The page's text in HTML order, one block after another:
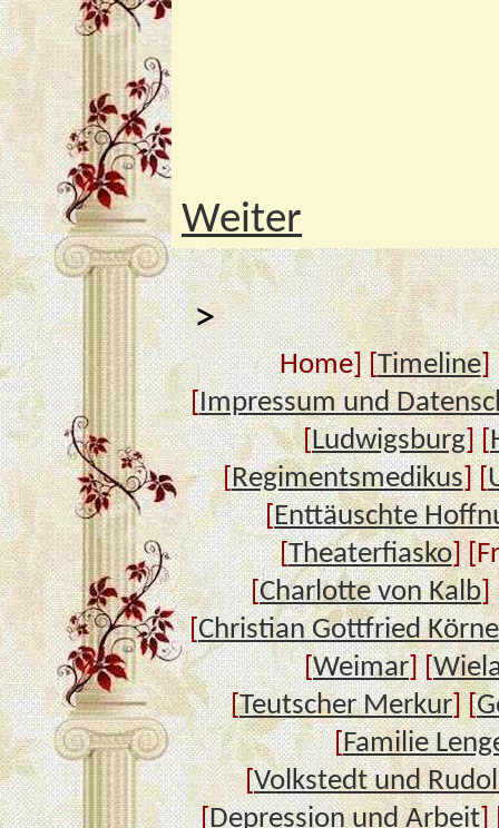
Weiter
>
Home] [Timeline]
[Impressum und
[Ludwigsburg] [
[Regimentsmedikus] [
[Enttäuschte
[Theaterfiasko]
[Charlotte von Kalb]
[Christian Gottfried
[Weimar] [
[Teutscher Merkur] [
[Familie
[Volkstedt und
[Depression und Arbeit]